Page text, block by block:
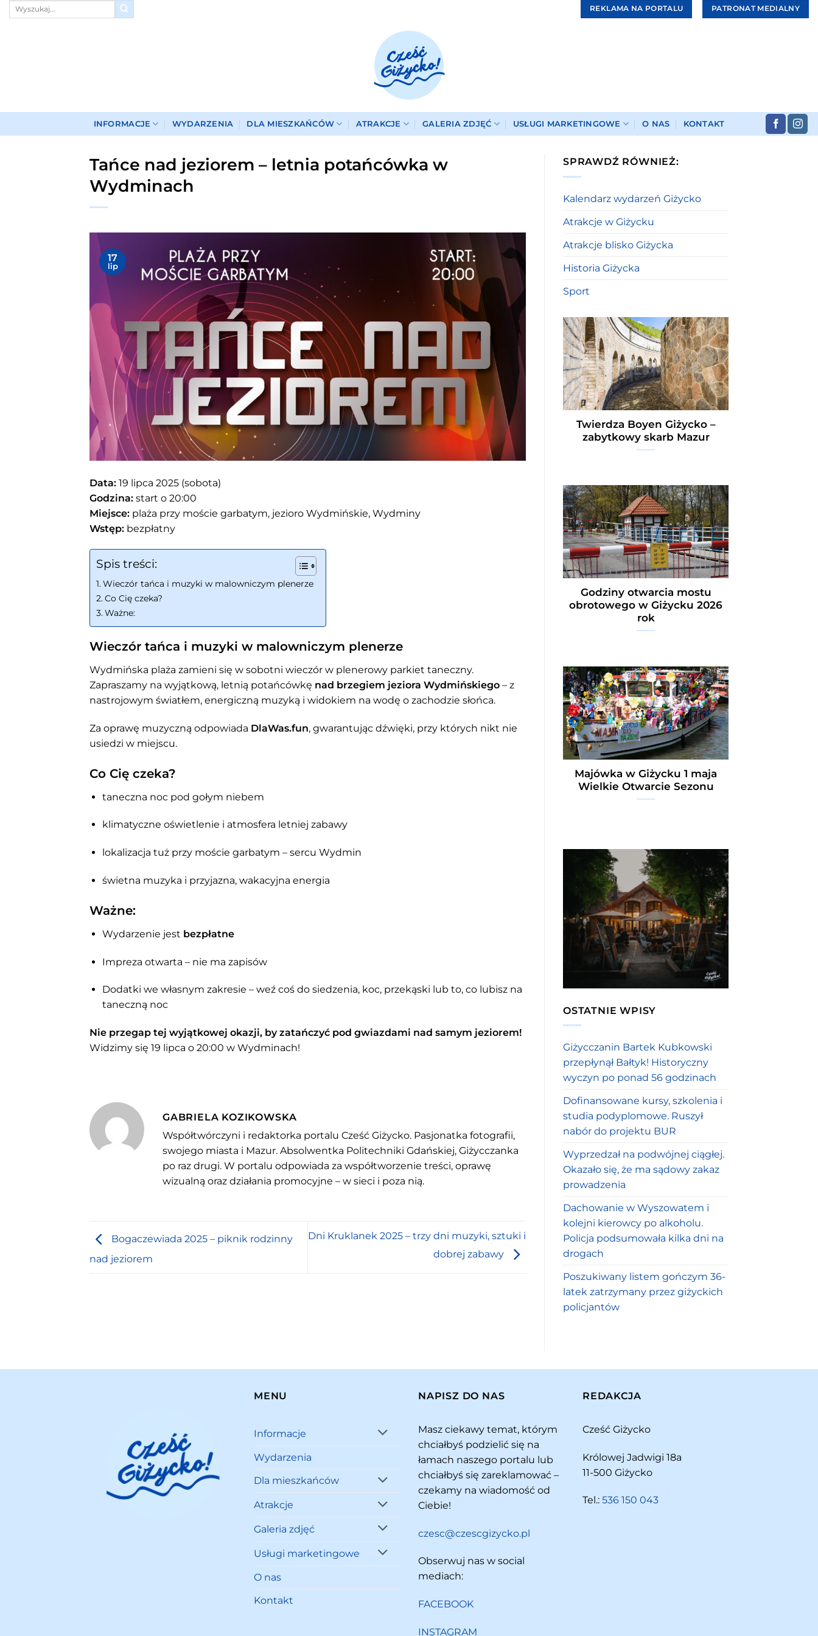
Przewiń
REKLAMA NA PORTALU PATRONAT MEDIALNY
INFORMACJE WYDARZENIA DLA MIESZKAŃCÓW ATRAKCJE GALERIA ZDJĘĆ USŁUGI MARKETINGOWE O NAS KONTAKT
Tańce nad jeziorem – letnia potańcówka w
Wydminach
17
lip
Data: 19 lipca 2025 (sobota)
Godzina: start o 20:00
Miejsce: plaża przy moście garbatym, jezioro Wydmińskie, Wydminy
Wstęp: bezpłatny
Spis treści:
Wieczór tańca i muzyki w malowniczym plenerze
Co Cię czeka?
Ważne:
Wieczór tańca i muzyki w malowniczym plenerze
Wydmińska plaża zamieni się w sobotni wieczór w plenerowy parkiet taneczny.
Zapraszamy na wyjątkową, letnią potańcówkę nad brzegiem jeziora Wydmińskiego – z
nastrojowym światłem, energiczną muzyką i widokiem na wodę o zachodzie słońca.
Za oprawę muzyczną odpowiada DlaWas.fun, gwarantując dźwięki, przy których nikt nie
usiedzi w miejscu.
Co Cię czeka?
taneczna noc pod gołym niebem
klimatyczne oświetlenie i atmosfera letniej zabawy
lokalizacja tuż przy moście garbatym – sercu Wydmin
świetna muzyka i przyjazna, wakacyjna energia
Ważne:
Wydarzenie jest bezpłatne
Impreza otwarta – nie ma zapisów
Dodatki we własnym zakresie – weź coś do siedzenia, koc, przekąski lub to, co lubisz na
taneczną noc
Nie przegap tej wyjątkowej okazji, by zatańczyć pod gwiazdami nad samym jeziorem!
Widzimy się 19 lipca o 20:00 w Wydminach!
GABRIELA KOZIKOWSKA
Współtwórczyni i redaktorka portalu Cześć Giżycko. Pasjonatka fotografii,
swojego miasta i Mazur. Absolwentka Politechniki Gdańskiej, Giżycczanka
po raz drugi. W portalu odpowiada za współtworzenie treści, oprawę
wizualną oraz działania promocyjne – w sieci i poza nią.
Bogaczewiada 2025 – piknik rodzinny
nad jeziorem
Dni Kruklanek 2025 – trzy dni muzyki, sztuki i
dobrej zabawy
SPRAWDŹ RÓWNIEŻ:
Kalendarz wydarzeń Giżycko
Atrakcje w Giżycku
Atrakcje blisko Giżycka
Historia Giżycka
Sport
Twierdza Boyen Giżycko –
zabytkowy skarb Mazur
Godziny otwarcia mostu
obrotowego w Giżycku 2026
rok
Majówka w Giżycku 1 maja
Wielkie Otwarcie Sezonu
OSTATNIE WPISY
Giżycczanin Bartek Kubkowski
przepłynął Bałtyk! Historyczny
wyczyn po ponad 56 godzinach
Dofinansowane kursy, szkolenia i
studia podyplomowe. Ruszył
nabór do projektu BUR
Wyprzedzał na podwójnej ciągłej.
Okazało się, że ma sądowy zakaz
prowadzenia
Dachowanie w Wyszowatem i
kolejni kierowcy po alkoholu.
Policja podsumowała kilka dni na
drogach
Poszukiwany listem gończym 36-
latek zatrzymany przez giżyckich
policjantów
MENU
Informacje
Wydarzenia
Dla mieszkańców
Atrakcje
Galeria zdjęć
Usługi marketingowe
O nas
Kontakt
NAPISZ DO NAS
Masz ciekawy temat, którym
chciałbyś podzielić się na
łamach naszego portalu lub
chciałbyś się zareklamować –
czekamy na wiadomość od
Ciebie!
czesc@czescgizycko.pl
Obserwuj nas w social
mediach:
FACEBOOK
INSTAGRAM
REDAKCJA
Cześć Giżycko
Królowej Jadwigi 18a
11-500 Giżycko
Tel.: 536 150 043